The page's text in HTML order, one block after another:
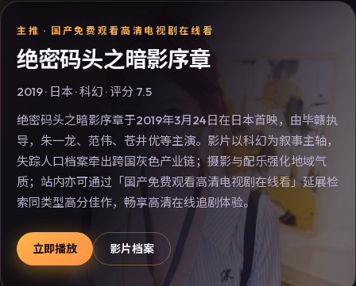
主推 · 国产免费观看高清电视剧在线看
绝密码头之暗影序章
2019· 日本·科幻 · 评分 7.5
绝密码头之暗影序章于2019年3月24日在日本首映，由毕赣执
导，朱一龙、范伟、苍井优等主演。影片以科幻为叙事主轴，
失踪人口档案牵出跨国灰色产业链；摄影与配乐强化地域气
质；站内亦可通过「国产免费观看高清电视剧在线看」延展检
索同类型高分佳作，畅享高清在线追剧体验。
立即播放 影片档案